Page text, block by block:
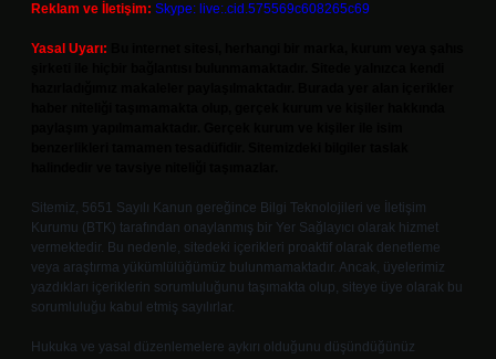
Reklam ve İletişim: Skype: live:.cid.575569c608265c69
Yasal Uyarı:
Sitemiz, 5651 Sayılı Kanun gereğince Bilgi Teknolojileri ve İletişim
Kurumu (BTK) tarafından onaylanmış bir Yer Sağlayıcı olarak hizmet
vermektedir. Bu nedenle, sitedeki içerikleri proaktif olarak denetleme
veya araştırma yükümlülüğümüz bulunmamaktadır. Ancak, üyelerimiz
yazdıkları içeriklerin sorumluluğunu taşımakta olup, siteye üye olarak bu
sorumluluğu kabul etmiş sayılırlar.
Hukuka ve yasal düzenlemelere aykırı olduğunu düşündüğünüz